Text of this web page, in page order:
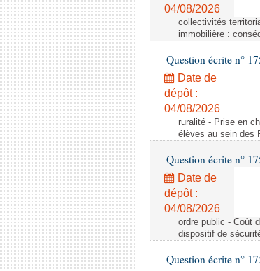
04/08/2026
collectivités
immobilière :
Question écrite n°
Date de
dépôt :
04/08/2026
ruralité - Prise en
élèves au sein des
Question écrite n°
Date de
dépôt :
04/08/2026
ordre public - Coût
dispositif de
Question écrite n°